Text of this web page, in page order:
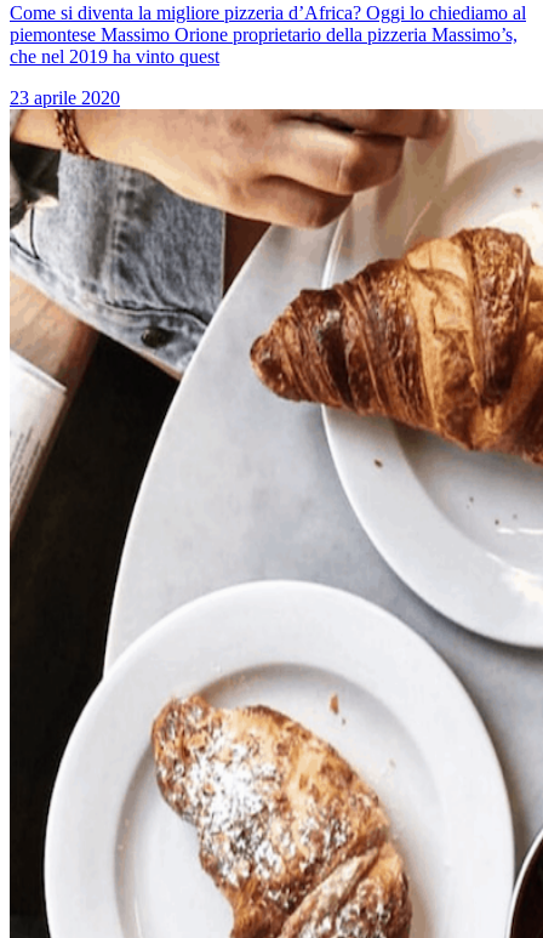
Come si diventa la migliore pizzeria d’Africa? Oggi lo chiediamo al
piemontese Massimo Orione proprietario della pizzeria Massimo’s,
che nel 2019 ha vinto quest
23 aprile 2020